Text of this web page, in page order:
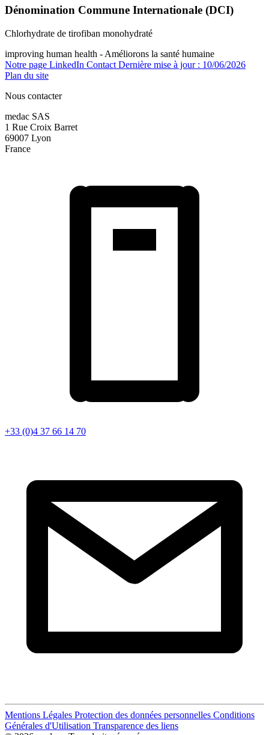
Dénomination Commune Internationale (DCI)
Chlorhydrate de tirofiban monohydraté
improving human health - Améliorons la santé humaine
Notre page LinkedIn Contact Dernière mise à jour : 10/06/2026
Plan du site
Nous contacter
medac SAS
1 Rue Croix Barret
69007 Lyon
France
+33 (0)4 37 66 14 70
Mentions Légales Protection des données personnelles Conditions
Générales d'Utilisation Transparence des liens